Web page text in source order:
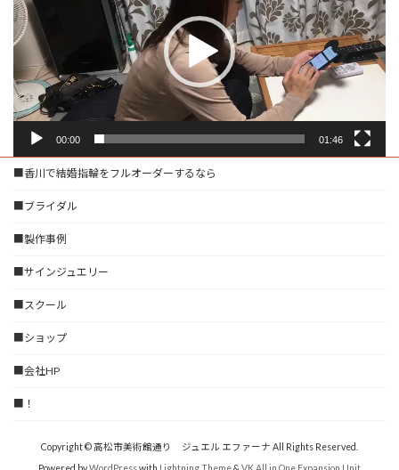
レ
ー
ヤ
00:00 01:46
■香川で結婚指輪をフルオーダーするなら
■ブライダル
■製作事例
■サインジュエリー
■スクール
■ショップ
■会社HP
■！
Copyright © 高松市美術館通り ジュエル エファーナ All Rights Reserved.